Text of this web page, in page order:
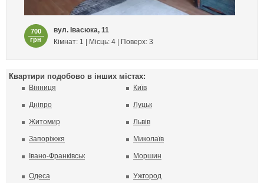
700
грн
вул. Івасюка, 11
Кімнат: 1 | Місць: 4 | Поверх: 3
Квартири подобово в інших містах:
Вінниця
Дніпро
Житомир
Запоріжжя
Івано-Франківськ
Київ
Луцьк
Львів
Миколаїв
Моршин
Одеса Ужгород